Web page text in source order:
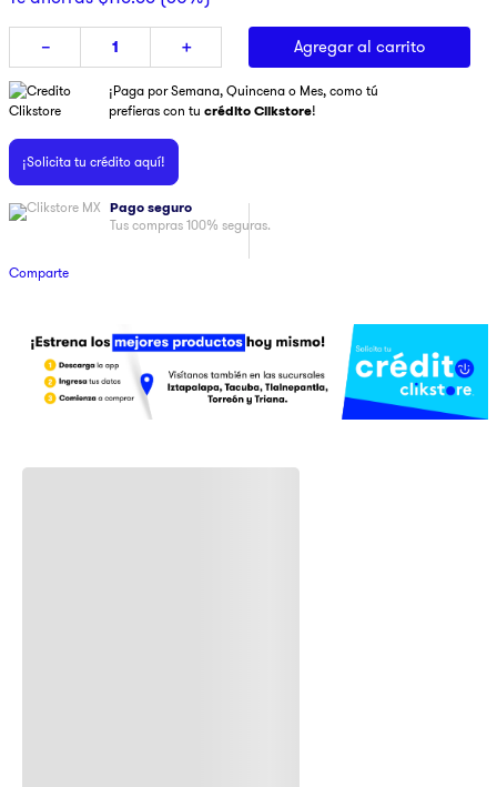
＋
－ Agregar al carrito
¡Paga por Semana, Quincena o Mes, como tú
prefieras con tu crédito Clikstore!
¡Solicita tu crédito aquí!
Pago seguro
Tus compras 100% seguras.
Comparte
7.
xbox
8.
ninja
9.
pulsar